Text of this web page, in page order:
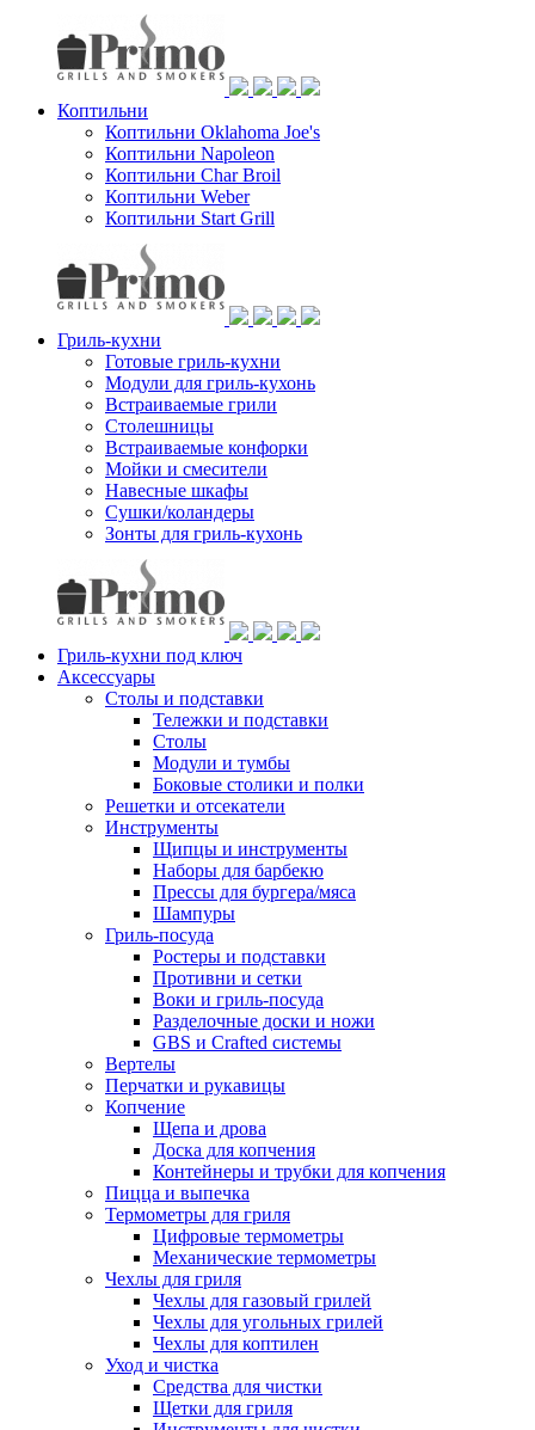
Коптильни
Коптильни Oklahoma Joe's
Коптильни Napoleon
Коптильни Char Broil
Коптильни Weber
Коптильни Start Grill
Гриль-кухни
Готовые гриль-кухни
Модули для гриль-кухонь
Встраиваемые грили
Столешницы
Встраиваемые конфорки
Мойки и смесители
Навесные шкафы
Сушки/коландеры
Зонты для гриль-кухонь
Гриль-кухни под ключ
Аксессуары
Столы и подставки
Тележки и подставки
Столы
Модули и тумбы
Боковые столики и полки
Решетки и отсекатели
Инструменты
Щипцы и инструменты
Наборы для барбекю
Прессы для бургера/мяса
Шампуры
Гриль-посуда
Ростеры и подставки
Противни и сетки
Воки и гриль-посуда
Разделочные доски и ножи
GBS и Crafted системы
Вертелы
Перчатки и рукавицы
Копчение
Щепа и дрова
Доска для копчения
Контейнеры и трубки для копчения
Пицца и выпечка
Термометры для гриля
Цифровые термометры
Механические термометры
Чехлы для гриля
Чехлы для газовый грилей
Чехлы для угольных грилей
Чехлы для коптилен
Уход и чистка
Средства для чистки
Щетки для гриля